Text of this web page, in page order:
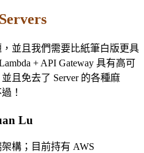
並且我們需要比紙筆白版更具
+ API Gateway 具有高可
且免去了 Server 的各種麻
！
Lu
構；目前持有 AWS